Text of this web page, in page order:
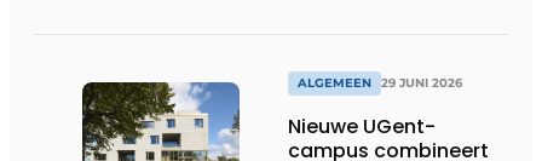
ALGEMEEN 29 JUNI 2026
Nieuwe UGent-
campus combineert